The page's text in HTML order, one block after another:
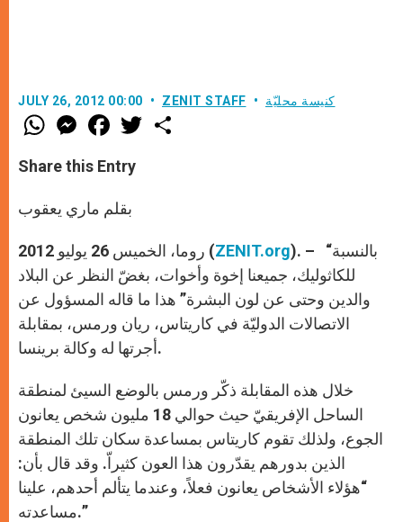
JULY 26, 2012 00:00 ZENIT STAFF كنيسة محليّة
W
h
t
s
p
p
M
e
s
e
g
e
F
a
e
b
o
k
w
Share this Entry
بقلم ماري يعقوب
روما، الخميس 26 يوليو 2012 (ZENIT.org). – “بالنسبة
للكاثوليك، جميعنا إخوة وأخوات، بغضّ النظر عن البلاد
والدين وحتى عن لون البشرة” هذا ما قاله المسؤول عن
الاتصالات الدوليّة في كاريتاس، ريان ورمس، بمقابلة
أجرتها له وكالة برينسا.
خلال هذه المقابلة ذكّر ورمس بالوضع السيئ لمنطقة
الساحل الإفريقيّ حيث حوالي 18 مليون شخص يعانون
الجوع، ولذلك تقوم كاريتاس بمساعدة سكان تلك المنطقة
الذين بدورهم يقدّرون هذا العون كثيراّ. وقد قال بأن:
“هؤلاء الأشخاص يعانون فعلاً، وعندما يتألم أحدهم، علينا
مساعدته.”